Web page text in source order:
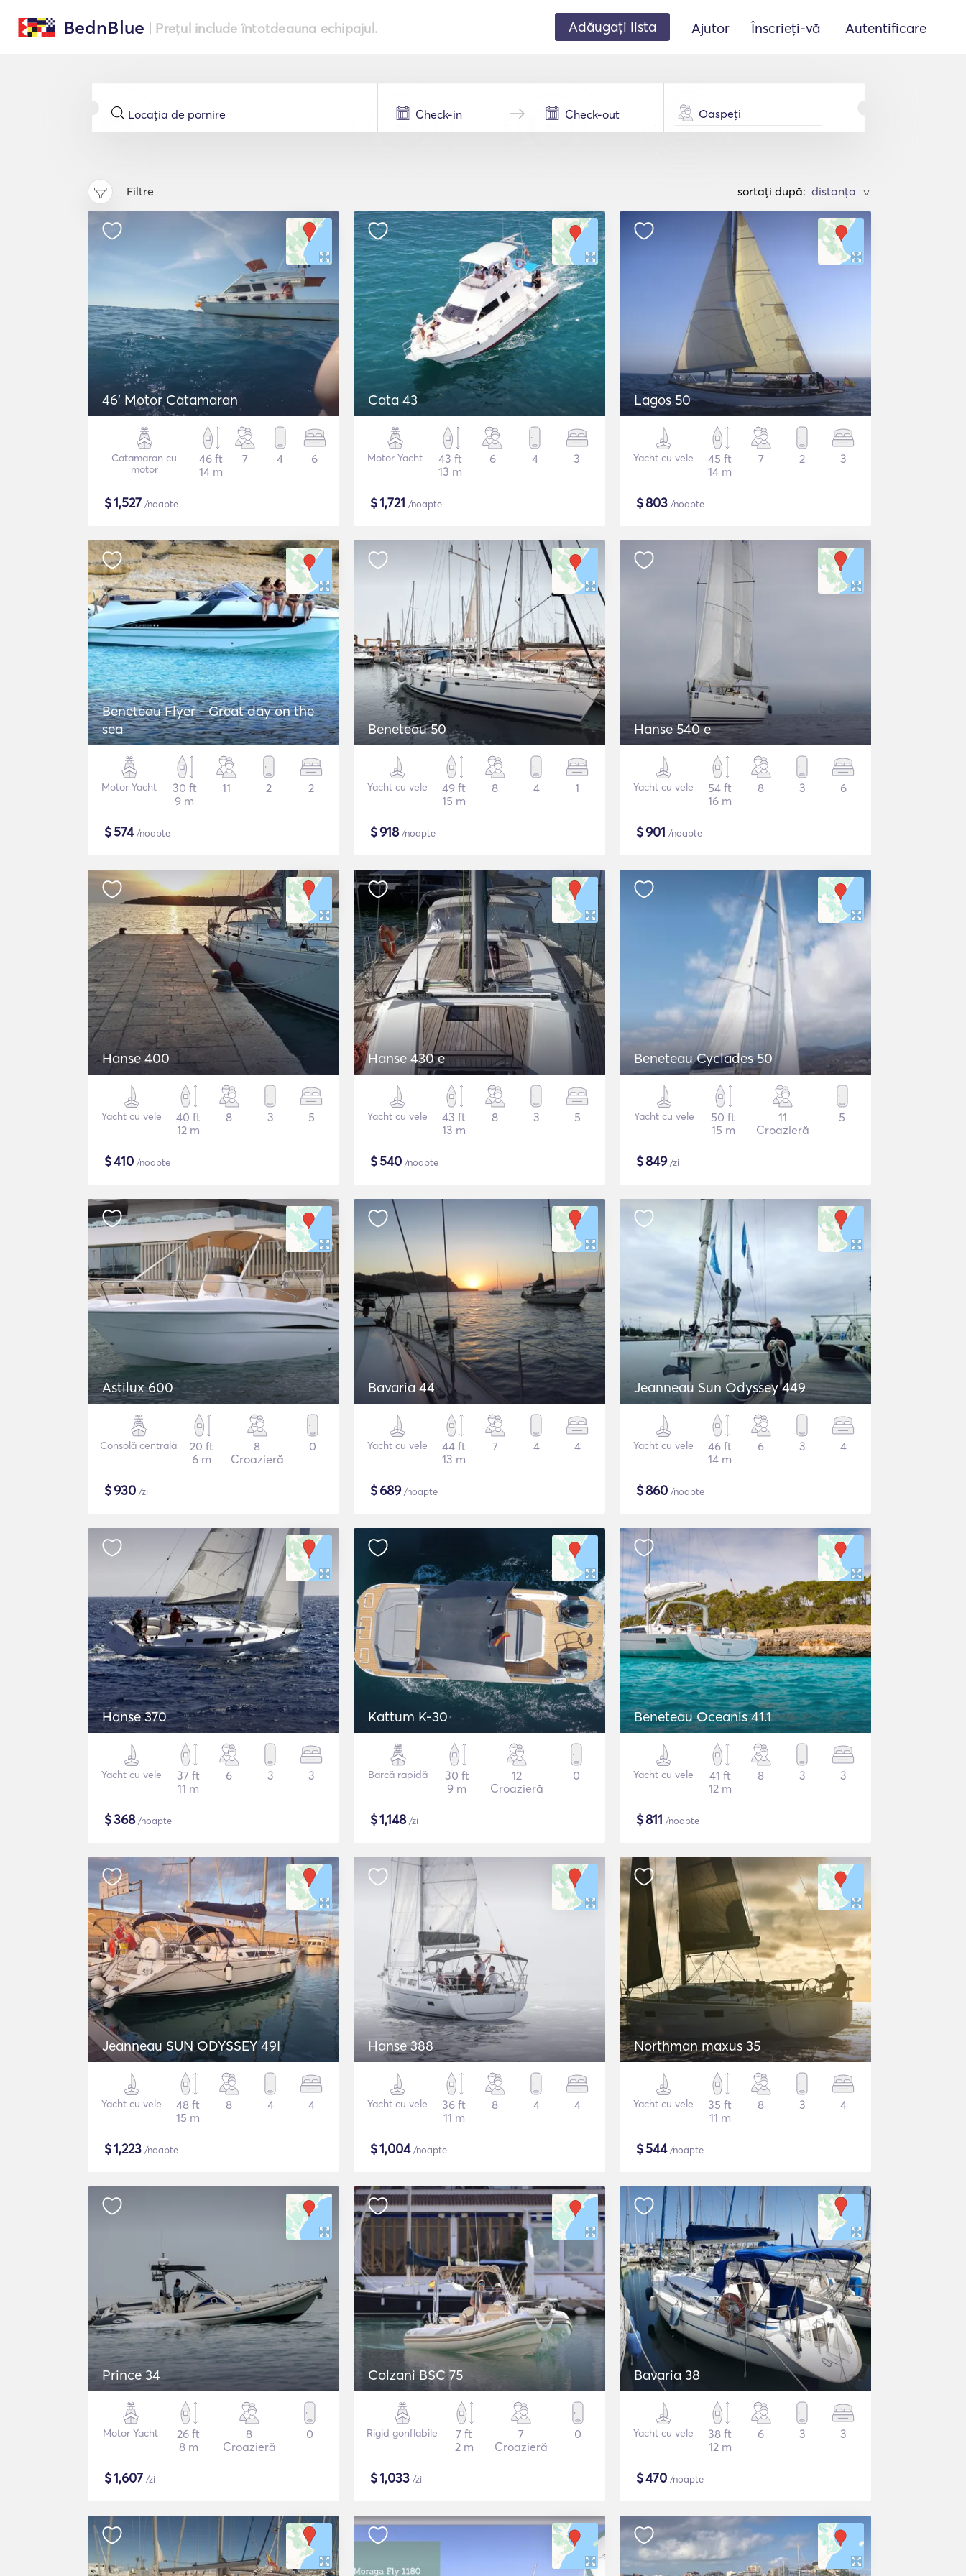
BednBlue | Prețul include întotdeauna echipajul. Adăugați lista Ajutor Înscrieți-vă Autentificare
Oaspeți
Filtre sortați după: >
46' Motor Catamaran
Catamaran cu
motor
46 ft
14 m
7 4 6
$1,527 /noapte
Cata 43
Motor Yacht
43 ft
13 m
6 4 3
$1,721 /noapte
Lagos 50
Yacht cu vele
45 ft
14 m
7 2 3
$803 /noapte
Beneteau Flyer - Great day on the
sea
Motor Yacht
30 ft
9 m
11 2 2
$574/noapte
Beneteau 50
Yacht cu vele
49 ft
15 m
8 4 1
$918/noapte
Hanse 540 e
Yacht cu vele
54 ft
16 m
8 3 6
$901 /noapte
Hanse 400
Yacht cu vele
40 ft
12 m
8 3 5
$410 /noapte
Hanse 430 e
Yacht cu vele
43 ft
13 m
8 3 5
$540 /noapte
Beneteau Cyclades 50
Yacht cu vele
50 ft
15 m
11
Croazieră
5
$849/zi
Astilux 600
Consolă centrală
20 ft
6 m
8
Croazieră
0
$930 /zi
Bavaria 44
Yacht cu vele
44 ft
13 m
7 4 4
$689/noapte
Jeanneau Sun Odyssey 449
Yacht cu vele
46 ft
14 m
6 3 4
$860 /noapte
Hanse 370
Yacht cu vele
37 ft
11 m
6 3 3
$368/noapte
Kattum K-30
Barcă rapidă
30 ft
9 m
12
Croazieră
0
$1,148/zi
Beneteau Oceanis 41.1
Yacht cu vele
41 ft
12 m
8 3 3
$811 /noapte
Jeanneau SUN ODYSSEY 49I
Yacht cu vele
48 ft
15 m
8 4 4
$1,223 /noapte
Hanse 388
Yacht cu vele
36 ft
11 m
8 4 4
$1,004/noapte
Northman maxus 35
Yacht cu vele
35 ft
11 m
8 3 4
$544/noapte
Prince 34
Motor Yacht
26 ft
8 m
8
Croazieră
0
$1,607 /zi
Colzani BSC 75
Rigid gonflabile
7 ft
2 m
7
Croazieră
0
$1,033 /zi
Bavaria 38
Yacht cu vele
38 ft
12 m
6 3 3
$470 /noapte